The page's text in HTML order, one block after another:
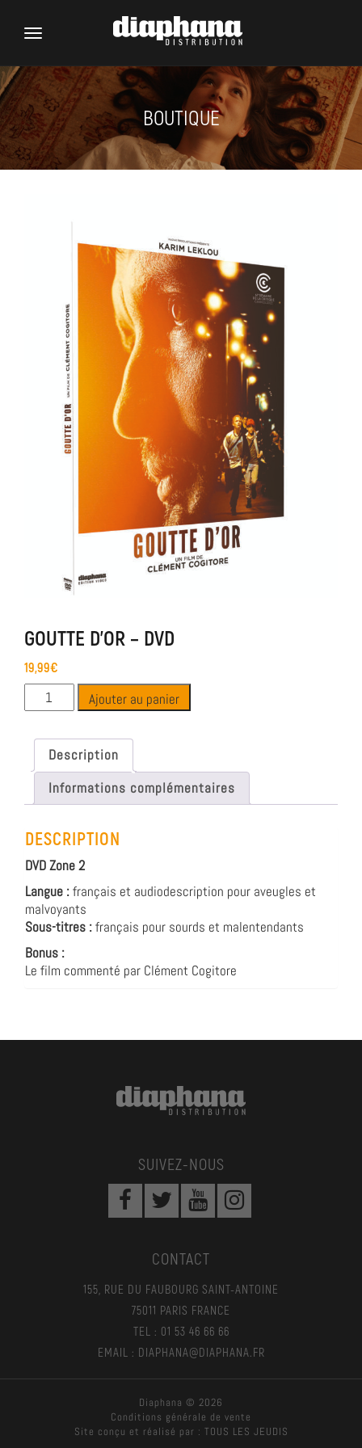
Toggle
BOUTIQUE
GOUTTE D’OR – DVD
19,99€
Ajouter au panier
Description
Informations complémentaires
DESCRIPTION
DVD Zone 2
Langue :français et audiodescription pour aveugles et
malvoyants
Sous-titres :français pour sourds et malentendants
Bonus :
Le film commenté par Clément Cogitore
SUIVEZ-NOUS
CONTACT
155, RUE DU FAUBOURG SAINT-ANTOINE
75011 PARIS FRANCE
TEL : 01 53 46 66 66
EMAIL : DIAPHANA@DIAPHANA.FR
Diaphana © 2026
Conditions générale de vente
Site conçu et réalisé par : TOUS LES JEUDIS